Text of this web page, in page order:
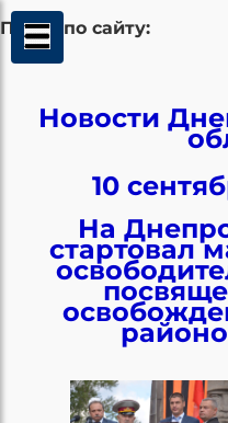
Поиск по сайту:
Новости
10
На
стартовал